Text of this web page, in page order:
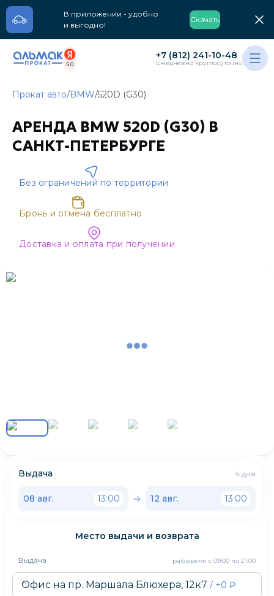
В приложении - удобно
и выгодно!
Скачать
5.0
+7 (812) 241-10-48
Ежедневно круглосуточно
Прокат авто/BMW/520D (G30)
АРЕНДА BMW 520D (G30) В
САНКТ-ПЕТЕРБУРГЕ
Без ограничений по территории
Бронь и отмена бесплатно
Доставка и оплата при получении
Выдача 4 дня
08 авг. 13:00 12 авг. 13:00
Место выдачи и возврата
Выдача раб.время с 09:00 по 21:00
Офис на пр. Маршала Блюхера, 12к7 / +0 ₽